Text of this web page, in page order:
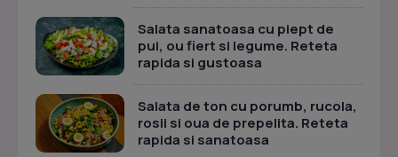
Salata sanatoasa cu piept de
pui, ou fiert si legume. Reteta
rapida si gustoasa
Salata de ton cu porumb, rucola,
rosii si oua de prepelita. Reteta
rapida si sanatoasa